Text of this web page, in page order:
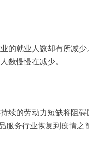
的就业人数却有所减
数慢慢在减少。
续的劳动力短缺将阻
服务行业恢复到疫情